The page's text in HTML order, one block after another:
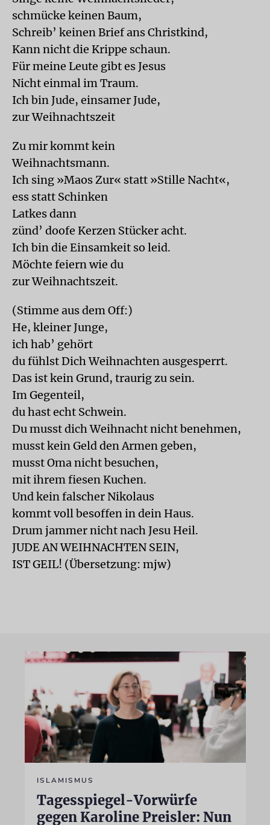
schmücke keinen Baum,
Schreib’ keinen Brief ans Christkind,
Kann nicht die Krippe schaun.
Für meine Leute gibt es Jesus
Nicht einmal im Traum.
Ich bin Jude, einsamer Jude,
zur Weihnachtszeit
Zu mir kommt kein
Weihnachtsmann.
Ich sing »Maos Zur« statt »Stille Nacht«,
ess statt Schinken
Latkes dann
zünd’ doofe Kerzen Stücker acht.
Ich bin die Einsamkeit so leid.
Möchte feiern wie du
zur Weihnachtszeit.
(Stimme aus dem Off:)
He, kleiner Junge,
ich hab’ gehört
du fühlst Dich Weihnachten ausgesperrt.
Das ist kein Grund, traurig zu sein.
Im Gegenteil,
du hast echt Schwein.
Du musst dich Weihnacht nicht benehmen,
musst kein Geld den Armen geben,
musst Oma nicht besuchen,
mit ihrem fiesen Kuchen.
Und kein falscher Nikolaus
kommt voll besoffen in dein Haus.
Drum jammer nicht nach Jesu Heil.
JUDE AN WEIHNACHTEN SEIN,
IST GEIL! (Übersetzung: mjw)
ISLAMISMUS
Tagesspiegel-Vorwürfe
gegen Karoline Preisler: Nun